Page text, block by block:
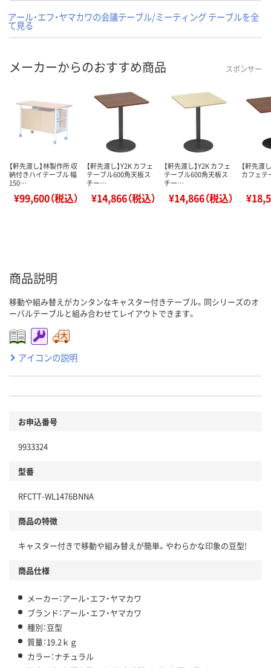
アール・エフ・ヤマカワの会議テーブル/ミーティング テーブルを全
て見る
メーカーからのおすすめ商品 スポンサー
【軒先渡し】林製作所 収
納付きハイテーブル 幅
150…
¥99,600（税込）
【軒先渡し】Y2K カフェ
テーブル600角天板ス
チー…
¥14,866（税込）
【軒先渡し】Y2K カフェ
テーブル600角天板ス
チー…
¥14,866（税込）
【軒先渡
カフェ
商品説明
移動や組み替えがカンタンなキャスター付きテーブル。同シリーズのオ
ーバルテーブルと組み合わせてレイアウトできます。
アイコンの説明
お申込番号
9933324
型番
RFCTT-WL1476BNNA
商品の特徴
キャスター付きで移動や組み替えが簡単。やわらかな印象の豆型!
商品仕様
メーカー：アール・エフ・ヤマカワ
ブランド：アール・エフ・ヤマカワ
種別：豆型
質量：19.2ｋｇ
カラー：ナチュラル